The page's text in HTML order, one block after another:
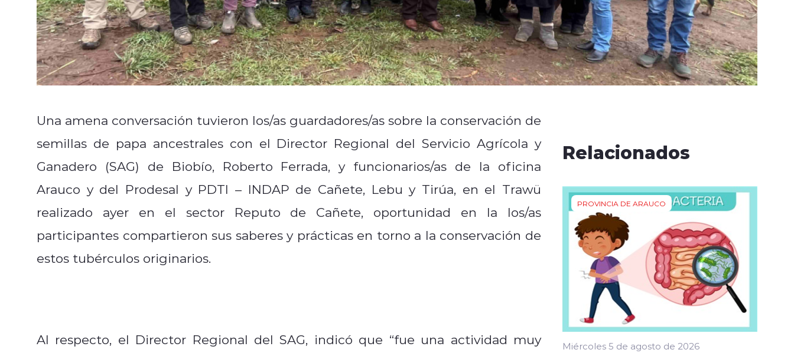
Una amena conversación tuvieron los/as guardadores/as sobre la conservación de
semillas de papa ancestrales con el Director Regional del Servicio Agrícola y
Ganadero (SAG) de Biobío, Roberto Ferrada, y funcionarios/as de la oficina
Arauco y del Prodesal y PDTI – INDAP de Cañete, Lebu y Tirúa, en el Trawü
realizado ayer en el sector Reputo de Cañete, oportunidad en la los/as
participantes compartieron sus saberes y prácticas en torno a la conservación de
estos tubérculos originarios.
Al respecto, el Director Regional del SAG, indicó que “fue una actividad muy
Relacionados
PROVINCIA DE ARAUCO
Miércoles 5 de agosto de 2026